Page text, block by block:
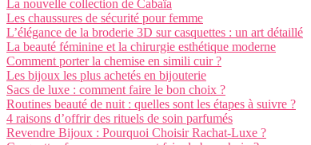
La nouvelle collection de Cabaïa
Les chaussures de sécurité pour femme
L’élégance de la broderie 3D sur casquettes : un art détaillé
La beauté féminine et la chirurgie esthétique moderne
Comment porter la chemise en simili cuir ?
Les bijoux les plus achetés en bijouterie
Sacs de luxe : comment faire le bon choix ?
Routines beauté de nuit : quelles sont les étapes à suivre ?
4 raisons d’offrir des rituels de soin parfumés
Revendre Bijoux : Pourquoi Choisir Rachat-Luxe ?